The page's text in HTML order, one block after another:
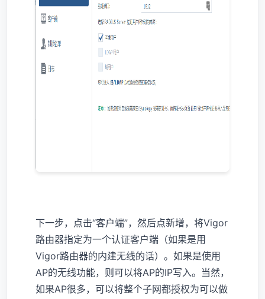
下一步，点击“客户端”，然后点新增，将Vigor
路由器指定为一个认证客户端（如果是用
Vigor路由器的内建无线的话）。如果是使用
AP的无线功能，则可以将AP的IP写入。当然，
如果AP很多，可以将整个子网都授权为可以做